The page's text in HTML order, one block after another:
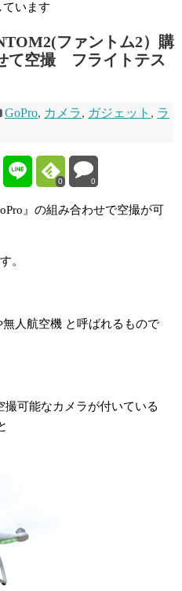
います
ファントム2）購
て空撮 フライトテス
GoPro, カメラ, ガジェット , ラ
0 0
』の組み合わせで空撮が可
。
人航空機 と呼ばれるもので
可能なカメラが付いている